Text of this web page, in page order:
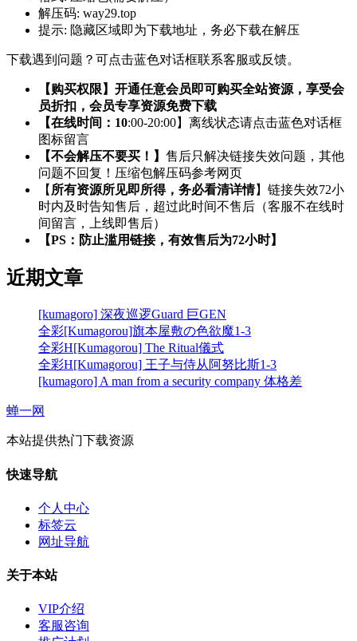
解压码: way29.top
提示: 隐藏区域即为下载地址，务必下载在解压
下载遇到问题？可点击蓝色对话框联系客服或反馈。
【购买权限】开通任意会员即可购买全站资源，享受会
员折扣，会员专享资源免费下载
【在线时间：10:00-20:00】离线状态请点击蓝色对话框
图标留言
【不会解压不要买！】 售后只解决链接失效问题，其他
问题不回复！压缩包解压码参考网页
【 所有资源所见即所得，务必看清详情】链接失效72小
时内及时告知售后，超过此时间不售后（客服不在线时
间留言，上线即售后）
【PS：防止滥用链接，有效售后为72小时】
近期文章
[kumagoro] 深夜巡逻Guard 巨GEN
全彩[Kumagorou]旗本屋敷の色欲魔1-3
全彩H[Kumagorou] The Ritual儀式
全彩H[Kumagorou] 王子与侍从阿努比斯1-3
[kumagoro] A man from a security company 体格差
蝉一网
本站提供热门下载资源
快速导航
个人中心
标签云
网址导航
关于本站
VIP介绍
客服咨询